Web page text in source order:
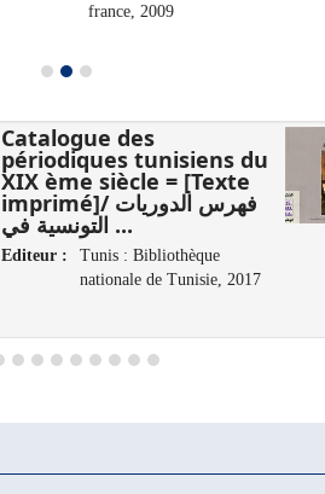
france, 2009
Catalogue des
périodiques tunisiens du
XIX ème siècle = [Texte
imprimé]/ فهرس الدوريات
التونسية في ...
Editeur :
Tunis : Bibliothèque
nationale de Tunisie, 2017